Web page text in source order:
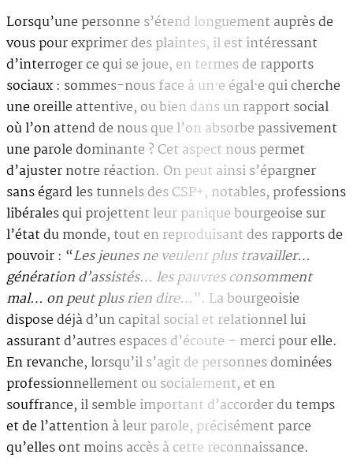
Lorsqu’une personne s’étend longuement auprès de
vous pour exprimer des plaintes, il est intéressant
d’interroger ce qui se joue, en termes de rapports
sociaux : sommes-nous face à un·e égal·e qui cherche
une oreille attentive, ou bien dans un rapport social
où l’on attend de nous que l’on absorbe passivement
une parole dominante ? Cet aspect nous permet
d’ajuster notre réaction. On peut ainsi s’épargner
sans égard les tunnels des CSP+, notables, professions
libérales qui projettent leur panique bourgeoise sur
l’état du monde, tout en reproduisant des rapports de
pouvoir : “Les jeunes ne veulent plus travailler…
génération d’assistés… les pauvres consomment
mal… on peut plus rien dire…”. La bourgeoisie
dispose déjà d’un capital social et relationnel lui
assurant d’autres espaces d’écoute – merci pour elle.
En revanche, lorsqu’il s’agit de personnes dominées
professionnellement ou socialement, et en
souffrance, il semble important d’accorder du temps
et de l’attention à leur parole, précisément parce
qu’elles ont moins accès à cette reconnaissance.